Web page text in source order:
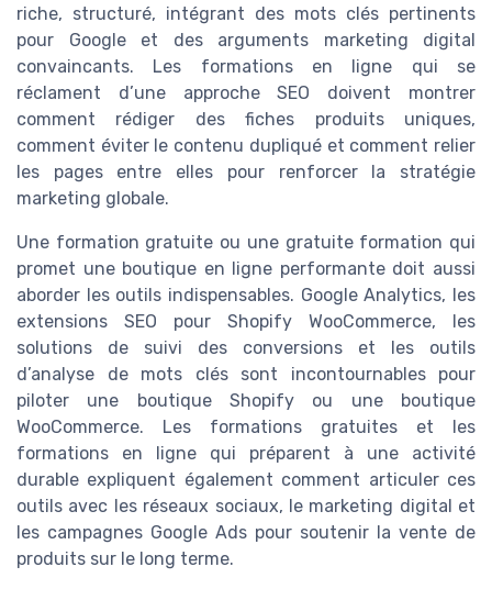
riche, structuré, intégrant des mots clés pertinents
pour Google et des arguments marketing digital
convaincants. Les formations en ligne qui se
réclament d’une approche SEO doivent montrer
comment rédiger des fiches produits uniques,
comment éviter le contenu dupliqué et comment relier
les pages entre elles pour renforcer la stratégie
marketing globale.
Une formation gratuite ou une gratuite formation qui
promet une boutique en ligne performante doit aussi
aborder les outils indispensables. Google Analytics, les
extensions SEO pour Shopify WooCommerce, les
solutions de suivi des conversions et les outils
d’analyse de mots clés sont incontournables pour
piloter une boutique Shopify ou une boutique
WooCommerce. Les formations gratuites et les
formations en ligne qui préparent à une activité
durable expliquent également comment articuler ces
outils avec les réseaux sociaux, le marketing digital et
les campagnes Google Ads pour soutenir la vente de
produits sur le long terme.